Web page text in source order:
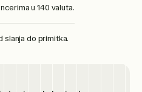
u 140 valuta.
slanja do primitka.